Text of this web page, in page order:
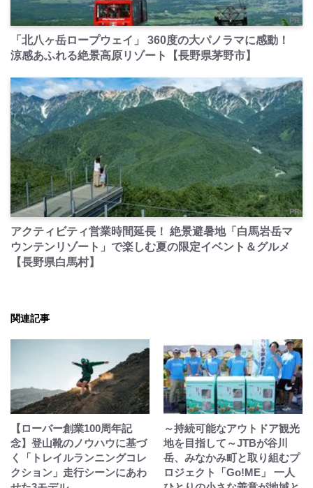
PR
「北八ヶ岳ロープウェイ」 360度の大パノラマに感動！
涼感あふれる絶景高原リゾート【長野県茅野市】
PR
アクティビティ営業時間延長！ 絶景避暑地「白馬岩岳マ
ウンテンリゾート」で楽しむ夏の限定イベント＆グルメ
【長野県白馬村】
関連記事
【ローバー創業100周年記
念】登山靴のノウハウに基づ
く「トレイルランニングコレ
クション」走行シーンにあわ
～持続可能なアウトドア観光
地を目指して～JTBが谷川
岳、みなかみ町と取り組むプ
ロジェクト「Go!ME」 一人